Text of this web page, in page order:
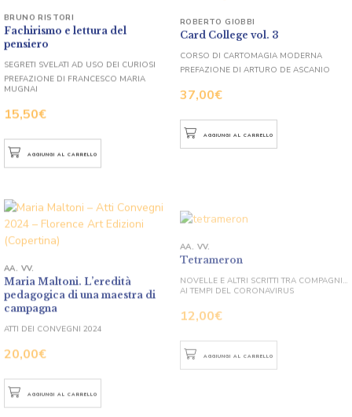
Fachirismo e lettura del
pensiero
15,50€
MUGNAI
Card College vol. 3
CORSO DI CARTOMAGIA MODERNA
PREFAZIONE DI ARTURO DE ASCANIO
Maria Maltoni. L’eredità
pedagogica di una maestra di
campagna
20,00€
AA. VV.
ATTI DEI CONVEGNI 2024
12,00 €
AA. VV.
NOVELLE E ALTRI SCRITTI TRA COMPAGNI…
AI TEMPI DEL CORONAVIRUS